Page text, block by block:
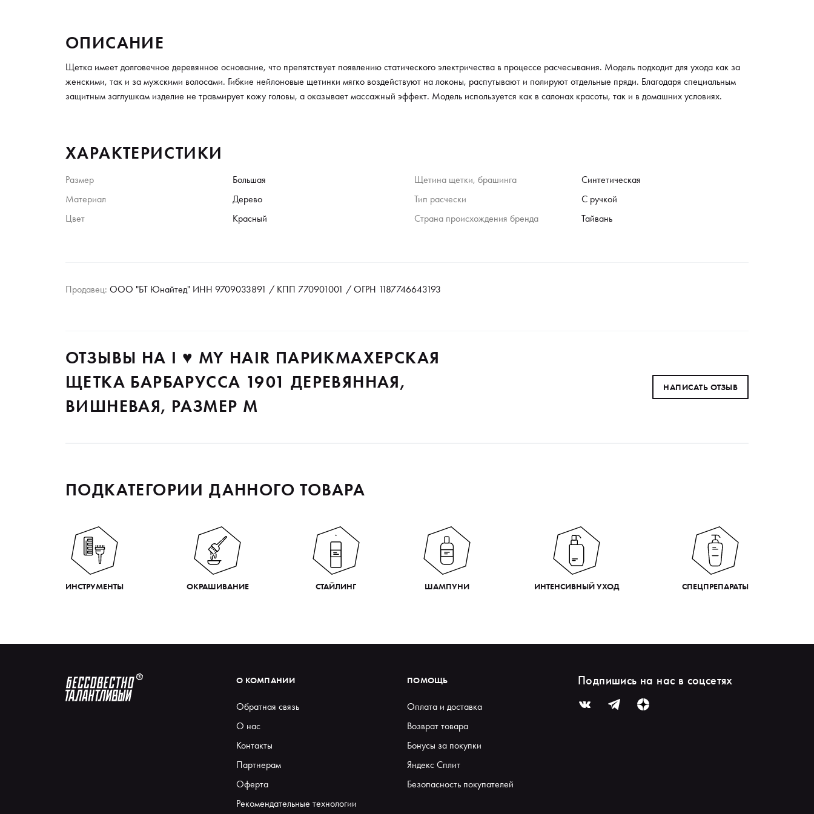
ОПИСАНИЕ
Щетка имеет долговечное деревянное основание, что препятствует появлению статического электричества в процессе расчесывания. Модель подходит для ухода как за
женскими, так и за мужскими волосами. Гибкие нейлоновые щетинки мягко воздействуют на локоны, распутывают и полируют отдельные пряди. Благодаря специальным
защитным заглушкам изделие не травмирует кожу головы, а оказывает массажный эффект. Модель используется как в салонах красоты, так и в домашних условиях.
ХАРАКТЕРИСТИКИ
Размер Большая Щетина щетки, брашинга
Синтетическая
Материал
Дерево Тип расчески
С ручкой
Цвет
Красный Страна происхождения бренда Тайвань
Продавец: ООО "БТ Юнайтед" ИНН 9709033891 / КПП 770901001 / ОГРН 1187746643193
ОТЗЫВЫ НА I ♥ MY HAIR ПАРИКМАХЕРСКАЯ
ЩЕТКА БАРБАРУССА 1901 ДЕРЕВЯННАЯ,
ВИШНЕВАЯ, РАЗМЕР М
НАПИСАТЬ ОТЗЫВ
ПОДКАТЕГОРИИ ДАННОГО ТОВАРА
ИНСТРУМЕНТЫ ОКРАШИВАНИЕ СТАЙЛИНГ ШАМПУНИ ИНТЕНСИВНЫЙ УХОД СПЕЦПРЕПАРАТЫ
О КОМПАНИИ
Обратная связь
О нас
Контакты
Партнерам
Оферта
Рекомендательные технологии
ПОМОЩЬ
Оплата и доставка
Возврат товара
Бонусы за покупки
Яндекс Сплит
Безопасность покупателей
Подпишись на нас в соцсетях